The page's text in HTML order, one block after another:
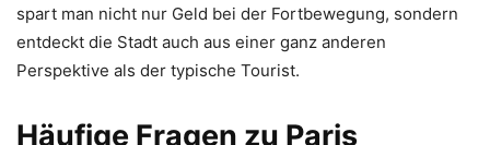
spart man nicht nur Geld bei der Fortbewegung, sondern
entdeckt die Stadt auch aus einer ganz anderen
Perspektive als der typische Tourist.
Häufige Fragen zu Paris